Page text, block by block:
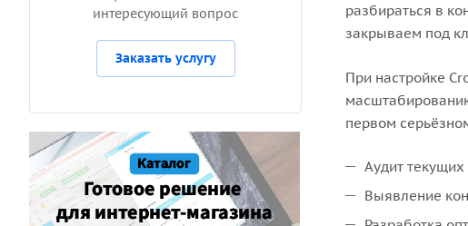
разбираться в
закрываем под
При настройке
первом
Аудит
Выявление
интересующий вопрос
Заказать услугу